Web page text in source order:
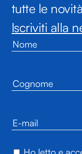
tutte le
Iscriviti alla